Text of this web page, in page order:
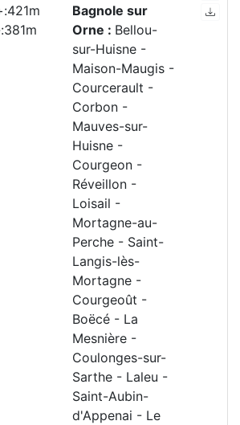
Bagnole sur
Orne : Bellou-
sur-Huisne -
Maison-Maugis -
Courcerault -
Corbon -
Mauves-sur-
Huisne -
Courgeon -
Réveillon -
Loisail -
Mortagne-au-
Perche - Saint-
Langis-lès-
Mortagne -
Courgeoût -
Boëcé - La
Mesnière -
Coulonges-sur-
Sarthe - Laleu -
Saint-Aubin-
d'Appenai - Le